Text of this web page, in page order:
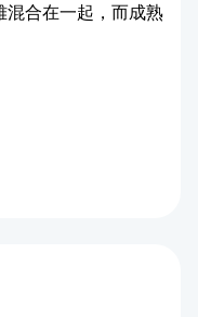
混合在一起，而成熟